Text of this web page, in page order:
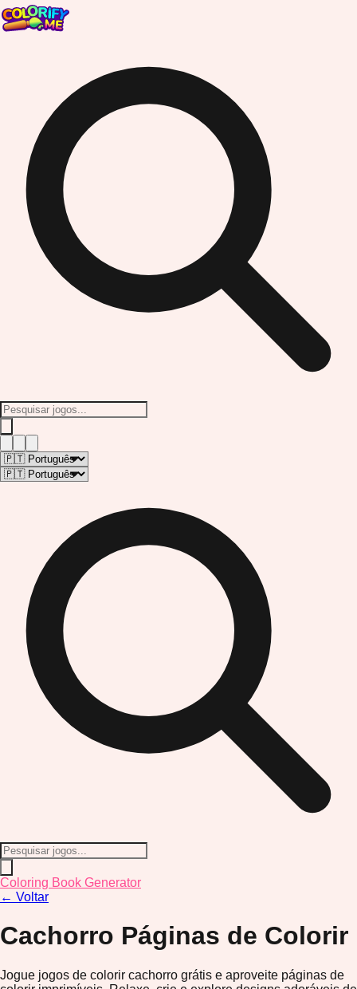
Coloring Book Generator
← Voltar
Cachorro Páginas de Colorir
Jogue jogos de colorir cachorro grátis e aproveite páginas de